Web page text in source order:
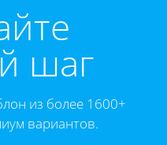
шаг
из более 1600+
вариантов.